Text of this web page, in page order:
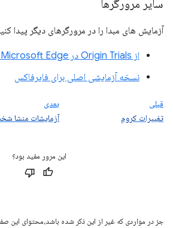
سایر مرورگرها
آزمایش های مبدا را در مرورگرهای دیگر پیدا
از Origin Trials در Microsoft Edge استفاده کنید
نسخه آزمایشی اصلی برای فایرفاکس
قبلی
تغییرات کروم
بعدی
آزمایشات منشا
این مرور مفید بود؟
جز در مواردی که غیر از این ذکر شده باشد،‌محتوای این